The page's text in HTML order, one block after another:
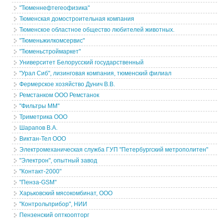
"Тюменнефтегеофизика"
Тюменская домостроительная компания
Тюменское областное общество любителей животных.
"Тюменьжилкомсервис"
"Тюменьстроймаркет"
Университет Белорусский государственный
"Урал Сиб", лизинговая компания, тюменский филиал
Фермерское хозяйство Дунич В.В.
Ремстанком ООО Ремстанок
"Фильтры ММ"
Триметрика ООО
Шарапов В.А.
Виктан-Тел ООО
Электромеханическая служба ГУП "Петербургский метрополитен"
"Электрон", опытный завод
"Контакт-2000"
"Пенза-GSM"
Харьковский мясокомбинат, ООО
"Контрольприбор", НИИ
Пензенский опткоопторг